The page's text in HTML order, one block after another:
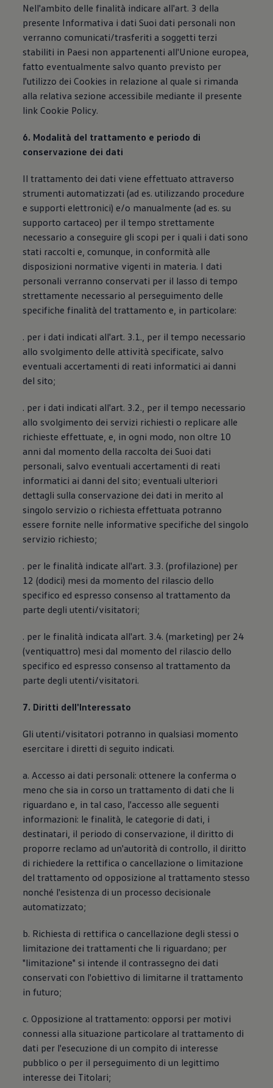
Nell'ambito delle finalità indicare all'art. 3 della
presente Informativa i dati Suoi dati personali non
verranno comunicati/trasferiti a soggetti terzi
stabiliti in Paesi non appartenenti all'Unione europea,
fatto eventualmente salvo quanto previsto per
l'utilizzo dei Cookies in relazione al quale si rimanda
alla relativa sezione accessibile mediante il presente
link Cookie Policy.
6. Modalità del trattamento e periodo di
conservazione dei dati
Il trattamento dei dati viene effettuato attraverso
strumenti automatizzati (ad es. utilizzando procedure
e supporti elettronici) e/o manualmente (ad es. su
supporto cartaceo) per il tempo strettamente
necessario a conseguire gli scopi per i quali i dati sono
stati raccolti e, comunque, in conformità alle
disposizioni normative vigenti in materia. I dati
personali verranno conservati per il lasso di tempo
strettamente necessario al perseguimento delle
specifiche finalità del trattamento e, in particolare:
. per i dati indicati all'art. 3.1., per il tempo necessario
allo svolgimento delle attività specificate, salvo
eventuali accertamenti di reati informatici ai danni
del sito;
. per i dati indicati all'art. 3.2., per il tempo necessario
allo svolgimento dei servizi richiesti o replicare alle
richieste effettuate, e, in ogni modo, non oltre 10
anni dal momento della raccolta dei Suoi dati
personali, salvo eventuali accertamenti di reati
informatici ai danni del sito; eventuali ulteriori
dettagli sulla conservazione dei dati in merito al
singolo servizio o richiesta effettuata potranno
essere fornite nelle informative specifiche del singolo
servizio richiesto;
. per le finalità indicate all'art. 3.3. (profilazione) per
12 (dodici) mesi da momento del rilascio dello
specifico ed espresso consenso al trattamento da
parte degli utenti/visitatori;
. per le finalità indicata all'art. 3.4. (marketing) per 24
(ventiquattro) mesi dal momento del rilascio dello
specifico ed espresso consenso al trattamento da
parte degli utenti/visitatori.
7. Diritti dell'Interessato
Gli utenti/visitatori potranno in qualsiasi momento
esercitare i diretti di seguito indicati.
a. Accesso ai dati personali: ottenere la conferma o
meno che sia in corso un trattamento di dati che li
riguardano e, in tal caso, l'accesso alle seguenti
informazioni: le finalità, le categorie di dati, i
destinatari, il periodo di conservazione, il diritto di
proporre reclamo ad un'autorità di controllo, il diritto
di richiedere la rettifica o cancellazione o limitazione
del trattamento od opposizione al trattamento stesso
nonché l'esistenza di un processo decisionale
automatizzato;
b. Richiesta di rettifica o cancellazione degli stessi o
limitazione dei trattamenti che li riguardano; per
"limitazione" si intende il contrassegno dei dati
conservati con l'obiettivo di limitarne il trattamento
in futuro;
c. Opposizione al trattamento: opporsi per motivi
connessi alla situazione particolare al trattamento di
dati per l'esecuzione di un compito di interesse
pubblico o per il perseguimento di un legittimo
interesse dei Titolari;